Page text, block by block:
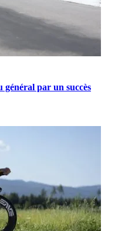
général par un succès